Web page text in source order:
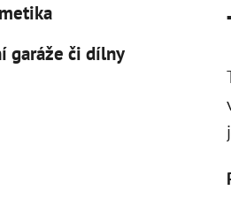
garáže či dílny